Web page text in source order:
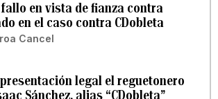
en vista de fianza contra
en el caso contra CDobleta
Cancel
legal el reguetonero
Sánchez, alias “CDobleta”